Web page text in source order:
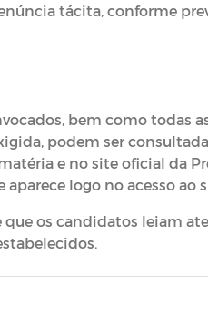
tácita, conforme
bem como todas
podem ser
e no site oficial da
logo no acesso ao
os candidatos leiam